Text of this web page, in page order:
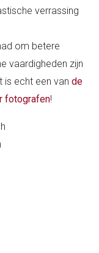
verrassing
om betere
vaardigheden zijn
is echt een vande
fotografen!